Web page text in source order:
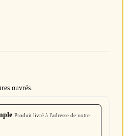
ouvrés.
Produit livré à l'adresse de votre